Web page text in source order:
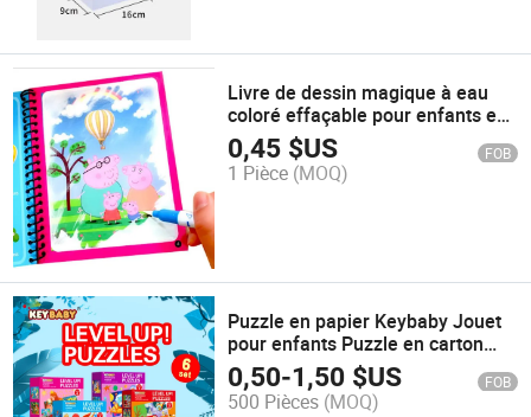
Livre de dessin magique à eau
coloré effaçable pour enfants en
gros Ustom
0,45 $US FOB
1 Pièce (MOQ)
Puzzle en papier Keybaby Jouet
pour enfants Puzzle en carton
Jigsaw
0,50-1,50 $US FOB
500 Pièces (MOQ)